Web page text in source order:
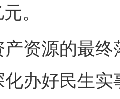
。
源的最终
化办好民生